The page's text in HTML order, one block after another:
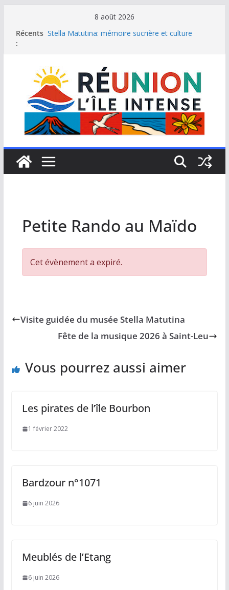
contenu
8 août 2026
Récents
:
Stella Matutina: mémoire sucrière et culture
Une journée de détente à l’Hôtel Iloha à Saint Leu
Le samoussa de La Réunion, emblème de l’île
intense
Le Musée du sel de Saint Leu: site culturel à
découvrir
Petite Rando au Maïdo
Cet évènement a expiré.
Visite guidée du musée Stella Matutina
Fête de la musique 2026 à Saint-Leu
Vous pourrez aussi aimer
Les pirates de l’île Bourbon
1 février 2022
Bardzour n°1071
6 juin 2026
Meublés de l’Etang
6 juin 2026